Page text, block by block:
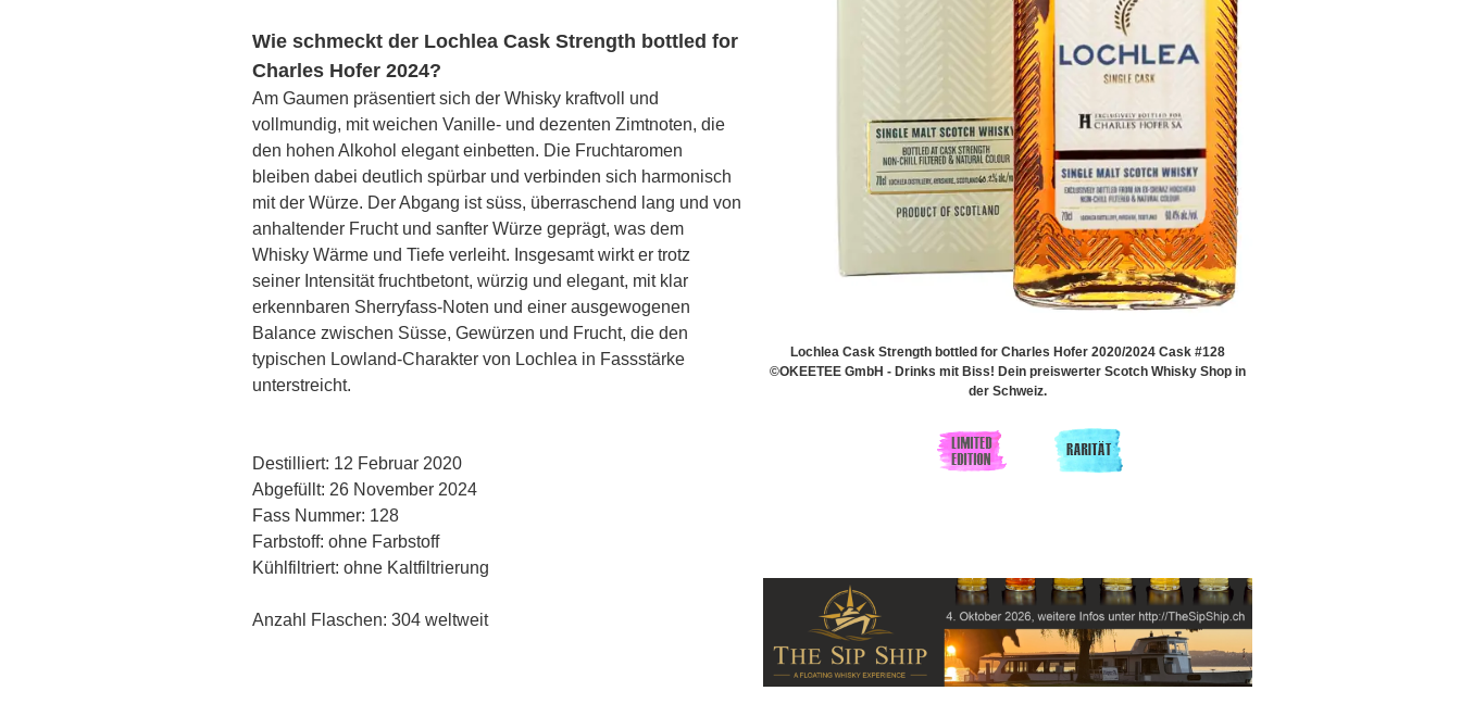
Wie schmeckt der Lochlea Cask Strength bottled for
Charles Hofer 2024?
Am Gaumen präsentiert sich der Whisky kraftvoll und
vollmundig, mit weichen Vanille- und dezenten Zimtnoten, die
den hohen Alkohol elegant einbetten. Die Fruchtaromen
bleiben dabei deutlich spürbar und verbinden sich harmonisch
mit der Würze. Der Abgang ist süss, überraschend lang und von
anhaltender Frucht und sanfter Würze geprägt, was dem
Whisky Wärme und Tiefe verleiht. Insgesamt wirkt er trotz
seiner Intensität fruchtbetont, würzig und elegant, mit klar
erkennbaren Sherryfass-Noten und einer ausgewogenen
Balance zwischen Süsse, Gewürzen und Frucht, die den
typischen Lowland-Charakter von Lochlea in Fassstärke
unterstreicht.
Destilliert: 12 Februar 2020
Abgefüllt: 26 November 2024
Fass Nummer: 128
Farbstoff: ohne Farbstoff
Kühlfiltriert: ohne Kaltfiltrierung
Anzahl Flaschen: 304 weltweit
Lochlea Cask Strength bottled for Charles Hofer 2020/2024 Cask #128
©OKEETEE GmbH - Drinks mit Biss! Dein preiswerter Scotch Whisky Shop in
der Schweiz.